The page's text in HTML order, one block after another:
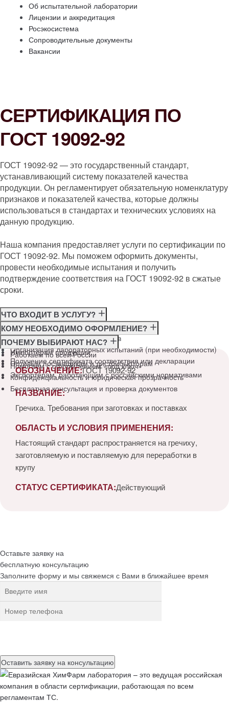
Об испытательной лаборатории
Лицензии и аккредитация
Росэкосистема
Сопроводительные документы
Вакансии
СЕРТИФИКАЦИЯ ПО
ГОСТ 19092-92
ГОСТ 19092-92 — это государственный стандарт,
устанавливающий систему показателей качества
продукции. Он регламентирует обязательную номенклатуру
признаков и показателей качества, которые должны
использоваться в стандартах и технических условиях на
данную продукцию.
Наша компания предоставляет услуги по сертификации по
ГОСТ 19092-92. Мы поможем оформить документы,
провести необходимые испытания и получить
подтверждение соответствия на ГОСТ 19092-92 в сжатые
сроки.
ЧТО ВХОДИТ В УСЛУГУ?
Консультация по требованиям ГОСТ
Подготовка и подача документов
Организация лабораторных испытаний (при необходимости)
Получение сертификата соответствия или декларации
КОМУ НЕОБХОДИМО ОФОРМЛЕНИЕ?
Производителям
Импортёрам продукции
Оптовым поставщикам и дистрибьюторам
Экспортёрам, работающим с российскими нормативами
ПОЧЕМУ ВЫБИРАЮТ НАС?
Работаем по всей России
Помогаем с оформлением «под ключ»
Конфиденциальность и юридическая прозрачность
Бесплатная консультация и проверка документов
ОБОЗНАЧЕНИЕ:ГОСТ 19092-92
НАЗВАНИЕ:
Гречиха. Требования при заготовках и поставках
ОБЛАСТЬ И УСЛОВИЯ ПРИМЕНЕНИЯ:
Настоящий стандарт распространяется на гречиху,
заготовляемую и поставляемую для переработки в
крупу
СТАТУС СЕРТИФИКАТА:Действующий
Оставьте заявку на
бесплатную консультацию
Заполните форму и мы свяжемся с Вами в ближайшее время